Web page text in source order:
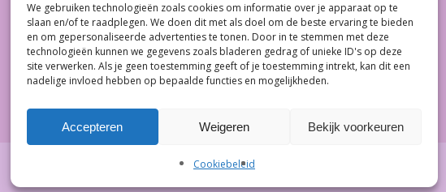
We gebruiken technologieën zoals cookies om informatie over je apparaat op te
slaan en/of te raadplegen. We doen dit met als doel om de beste ervaring te bieden
en om gepersonaliseerde advertenties te tonen. Door in te stemmen met deze
technologieën kunnen we gegevens zoals bladeren gedrag of unieke ID's op deze
site verwerken. Als je geen toestemming geeft of je toestemming intrekt, kan dit een
nadelige invloed hebben op bepaalde functies en mogelijkheden.
Accepteren Weigeren Bekijk voorkeuren
Cookiebeleid
Subtotaal: €0.00
Bekijk Winkelwagen Afrekenen
facebook